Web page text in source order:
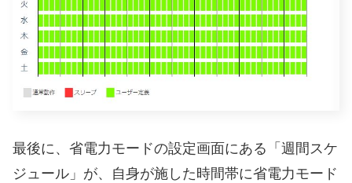
最後に、省電力モードの設定画面にある「週間スケ
ジュール」が、自身が施した時間帯に省電力モード